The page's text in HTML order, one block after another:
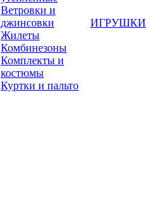
Ветровки и
джинсовки
Жилеты
Комбинезоны
Комплекты и
костюмы
Куртки и пальто
ИГРУШКИ